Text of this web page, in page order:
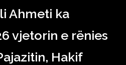
Ahmeti ka
vjetorin e rënies
Hakif